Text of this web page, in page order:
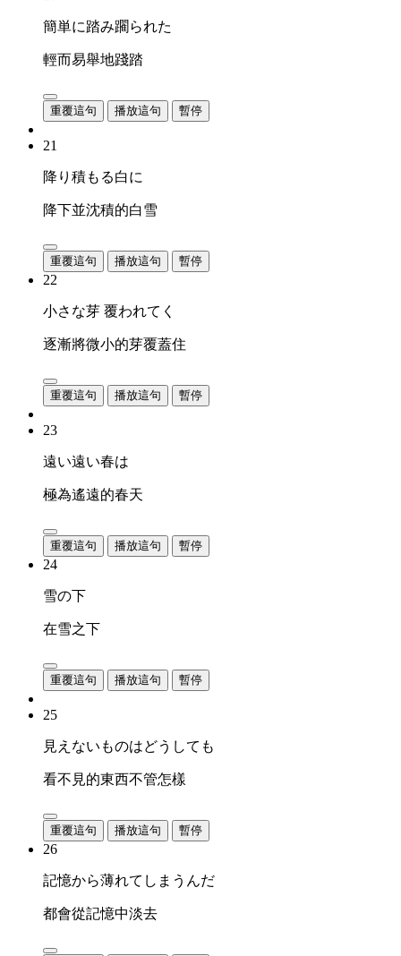
簡単に踏み躙られた
輕而易舉地踐踏
重覆這句 播放這句 暫停
21
降り積もる白に
降下並沈積的白雪
重覆這句 播放這句 暫停
22
小さな芽 覆われてく
逐漸將微小的芽覆蓋住
重覆這句 播放這句 暫停
23
遠い遠い春は
極為遙遠的春天
重覆這句 播放這句 暫停
24
雪の下
在雪之下
重覆這句 播放這句 暫停
25
見えないものはどうしても
看不見的東西不管怎樣
重覆這句 播放這句 暫停
26
記憶から薄れてしまうんだ
都會從記憶中淡去